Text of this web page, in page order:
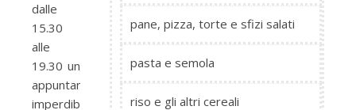
dalle
15.30
alle
19.30 un
appuntamento
imperdibile
pane, pizza, torte e sfizi salati
pasta e semola
riso e gli altri cereali